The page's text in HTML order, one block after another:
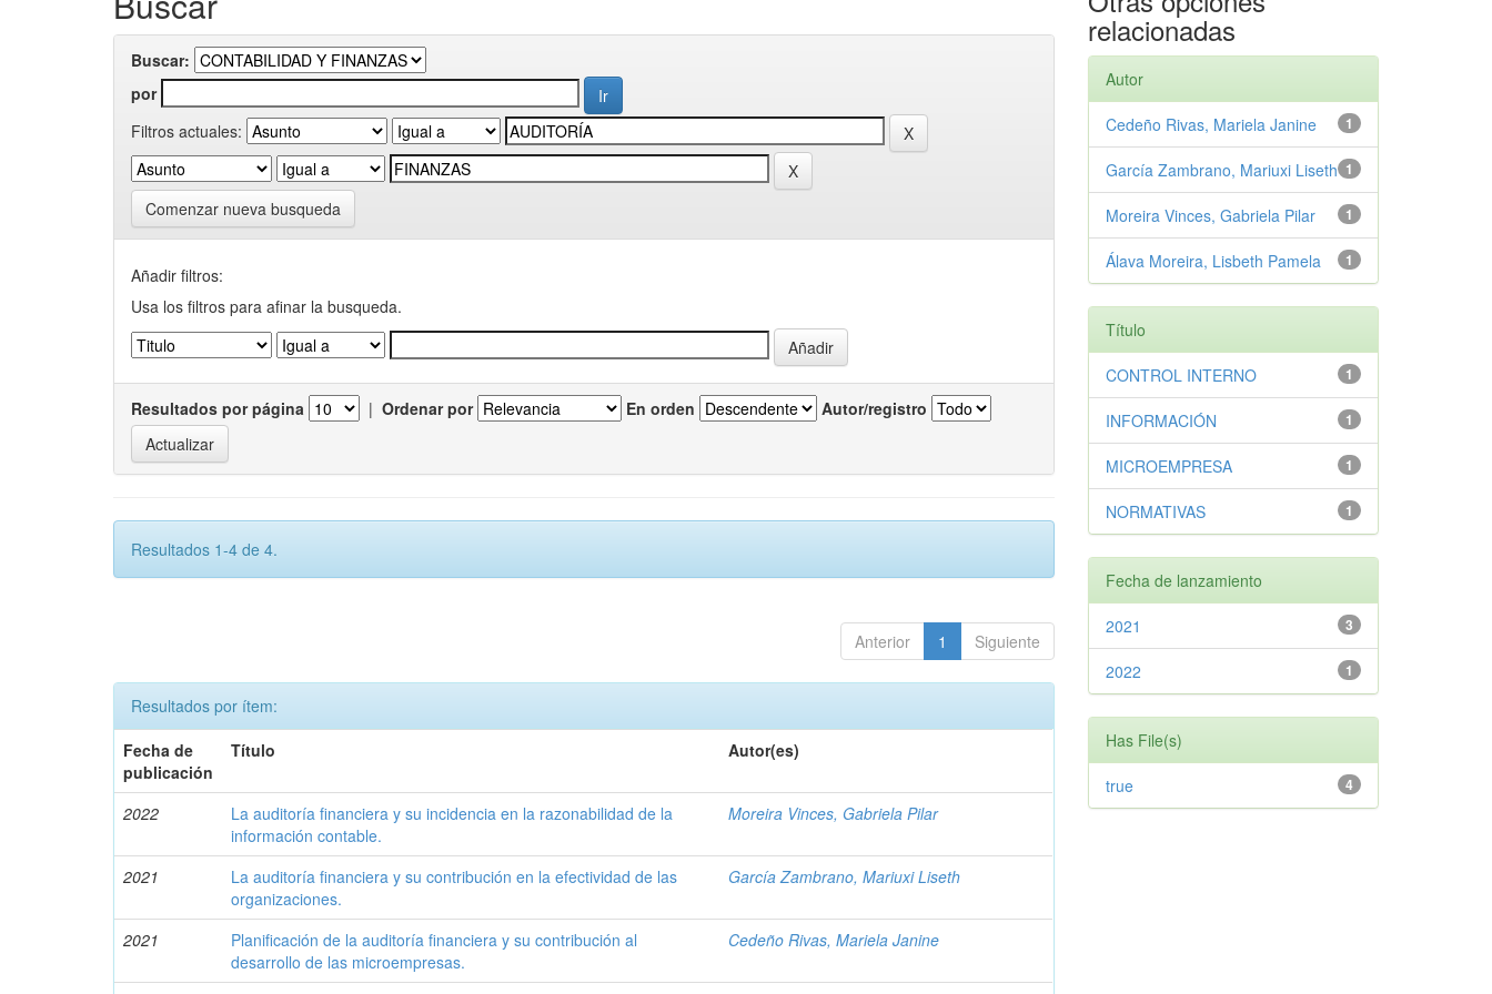
Buscar:
por
Filtros actuales:
Comenzar nueva busqueda
Añadir filtros:
Usa los filtros para afinar la busqueda.
Resultados por página | Ordenar por En orden Autor/registro
Resultados 1-4 de 4.
Anterior 1 Siguiente
Resultados por ítem:
Fecha de
publicación
Título Autor(es)
2022
La auditoría financiera y su incidencia en la razonabilidad de la
información contable.
Moreira Vinces, Gabriela Pilar
2021
La auditoría financiera y su contribución en la efectividad de las
organizaciones.
García Zambrano, Mariuxi Liseth
2021
Planificación de la auditoría financiera y su contribución al
desarrollo de las microempresas.
Cedeño Rivas, Mariela Janine
relacionadas
Autor
1
Cedeño Rivas, Mariela Janine
1
García Zambrano, Mariuxi Liseth
1
Moreira Vinces, Gabriela Pilar
1
Álava Moreira, Lisbeth Pamela
Título
1
CONTROL INTERNO
1
INFORMACIÓN
1
MICROEMPRESA
1
NORMATIVAS
Fecha de lanzamiento
3
2021
1
2022
Has File(s)
4
true